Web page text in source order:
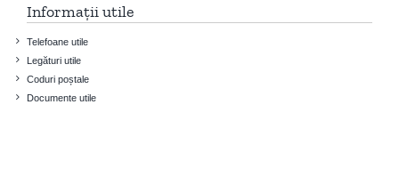
Informații utile
Telefoane utile
Legături utile
Coduri poștale
Documente utile